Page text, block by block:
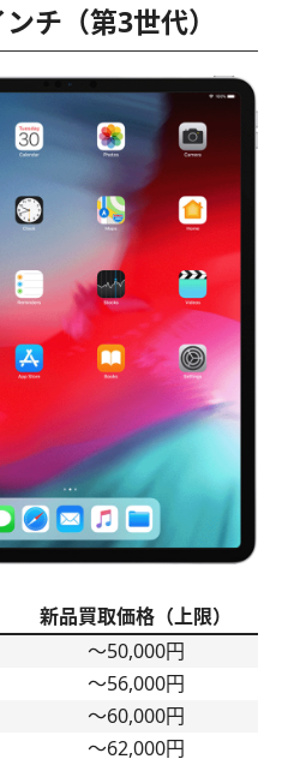
チ（第3世代）
新品買取価格（上限）
〜50,000円
〜56,000円
〜60,000円
〜62,000円